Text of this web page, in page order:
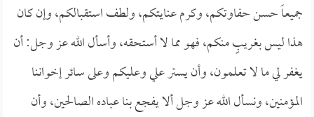
جميعاً حسن حفاوتكم، وكرم عنايتكم، ولطف استقبالكم، وإن كان
هذا ليس بغريبٍ منكم، فهو مما لا أستحقه، وأسأل الله عز وجل: أن
يغفر لي ما لا تعلمون، وأن يستر علي وعليكم وعلى سائر إخواننا
المؤمنين، ونسأل الله عز وجل ألا يفجع بنا عباده الصالحين، وأن